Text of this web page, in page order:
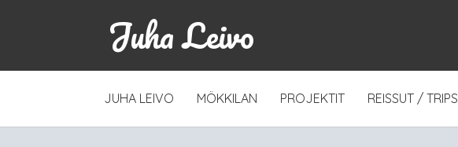
Juha Leivo
SKIP
JUHA LEIVO MÖKKILAN PROJEKTIT REISSUT / TRIPS